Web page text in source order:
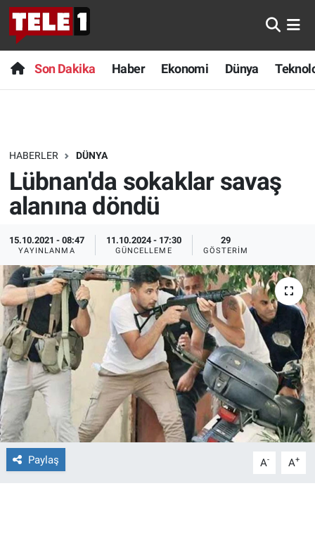
Son Dakika Haber Ekonomi Dünya
HABERLER DÜNYA
Lübnan'da sokaklar savaş
alanına döndü
15.10.2021 - 08:47
YAYINLANMA
11.10.2024 - 17:30
GÜNCELLEME
29
GÖSTERIM
Paylaş A- A+
Anında Manşet
Başka Sohbetler
Bilim turu
Bilim ve Teknoloji Evreni
Doğa Konuşuyor
Dünya
Ege Saati
Ege'den Esintiler
Eğitim
Eğlence
Ekonomi
Son Dakika
Haber
Dünya
Sağlık
Spor
Yayın Akışı
İletişim
Nöbetçi Eczaneler
Hava Durumu
Trafik Durumu
Süper Lig Puan Durumu ve Fikstür
Tüm Manşetler
Son Dakika Haberleri
Haber Arşivi